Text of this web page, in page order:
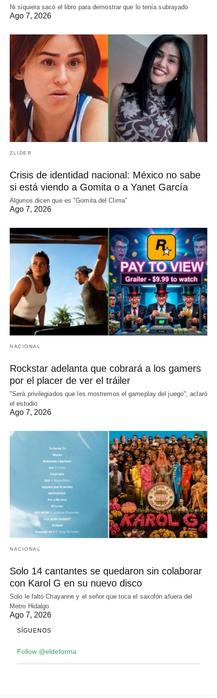
Ni siquiera sacó el libro para demostrar que lo tenía subrayado
Ago 7, 2026
ZLIDER
Crisis de identidad nacional: México no sabe
si está viendo a Gomita o a Yanet García
Algunos dicen que es "Gomita del Clima"
Ago 7, 2026
NACIONAL
Rockstar adelanta que cobrará a los gamers
por el placer de ver el tráiler
"Será privilegiados que les mostremos el gameplay del juego", aclaró
el estudio
Ago 7, 2026
NACIONAL
Solo 14 cantantes se quedaron sin colaborar
con Karol G en su nuevo disco
Solo le faltó Chayanne y el señor que toca el saxofón afuera del
Metro Hidalgo
Ago 7, 2026
SÍGUENOS
Follow @eldeforma